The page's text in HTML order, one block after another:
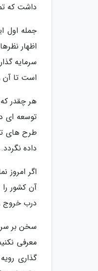
داشت که
اظهار
است تا آن
هر چقدر
توسعه ای
طرح های
داده نگردد.
اگر امروز
آن کشور
درب خروج
سخن بر سر
معرفی
گذاری